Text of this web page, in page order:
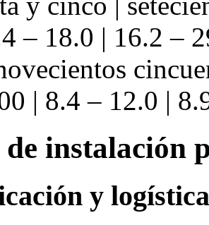
– 18.0 | 16.2 –
| 8.4 – 12.0 |
de instalación
y